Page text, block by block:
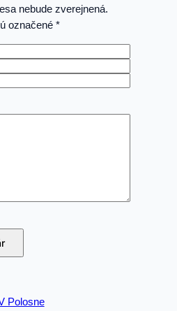
nebude zverejnená.
označené*
Polosne